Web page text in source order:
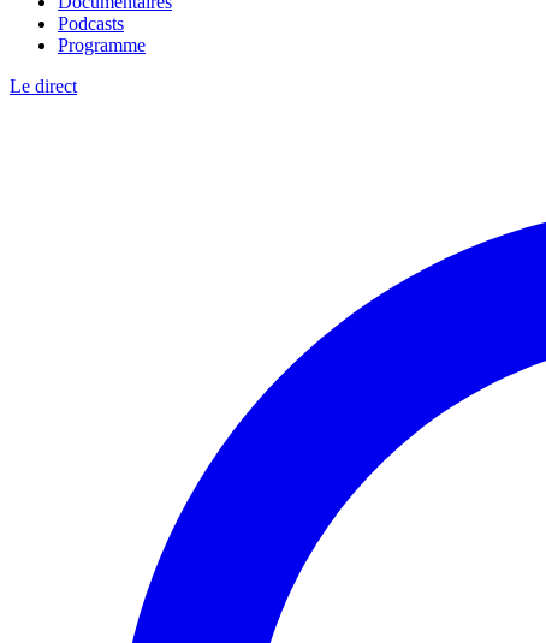
Podcasts
Programme
Le direct